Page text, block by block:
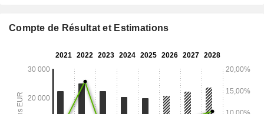
Compte de Résultat et Estimations